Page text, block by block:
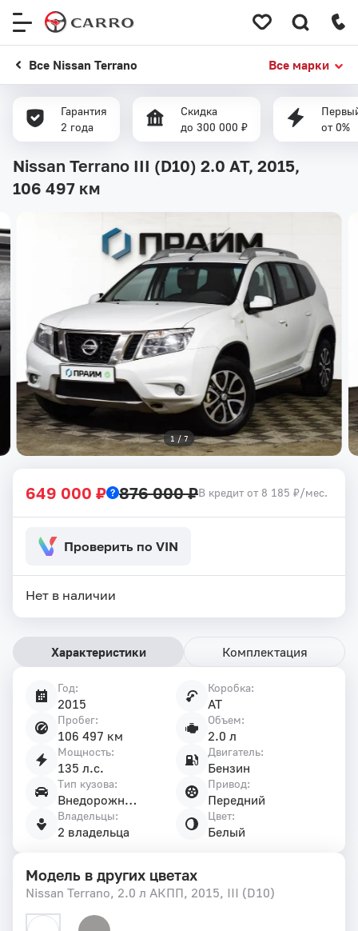
Все Nissan Terrano Все марки
Гарантия
2 года
Скидка
до 300 000 ₽
от 0%
Nissan Terrano III (D10) 2.0 AT, 2015,
106 497 км
1 / 7
649 000 ₽ 876 000 ₽В кредит от 8 185 ₽/мес.
Проверить по VIN
Нет в наличии
Характеристики Комплектация
Год:
2015
Коробка:
AT
Пробег:
106 497 км
Объем:
2.0 л
Мощность:
135 л.с.
Двигатель:
Бензин
Тип кузова:
Внедорожник 5 дв.
Привод:
Передний
Владельцы:
2 владельца
Цвет:
Белый
Модель в других цветах
Nissan Terrano, 2.0 л АКПП, 2015, III (D10)